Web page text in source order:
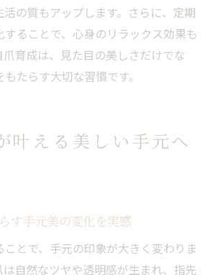
活の質もアップします。さらに、定期
ることで、心身のリラックス効果も
育成は、見た目の美しさだけでな
たらす大切な習慣です。
叶える美しい手元へ
す手元美の変化を実感
ことで、手元の印象が大きく変わりま
は自然なツヤや透明感が生まれ、指先